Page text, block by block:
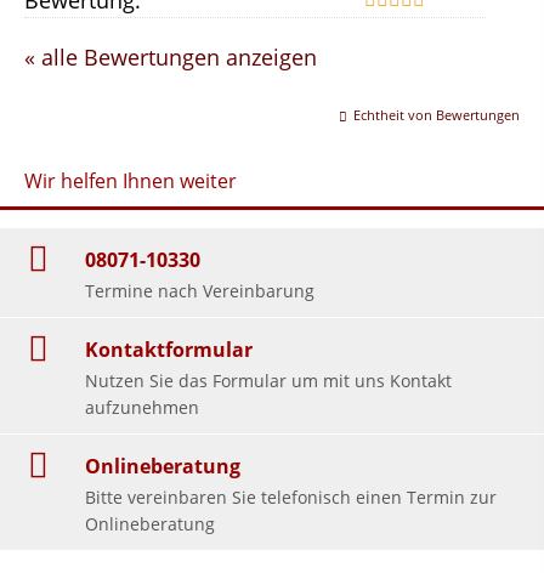
« alle Bewertungen anzeigen
Echtheit von Bewertungen
Wir helfen Ihnen weiter
08071-10330
Termine nach Vereinbarung
Kontaktformular
Nutzen Sie das Formular um mit uns Kontakt
aufzunehmen
Onlineberatung
Bitte vereinbaren Sie telefonisch einen Termin zur
Onlineberatung